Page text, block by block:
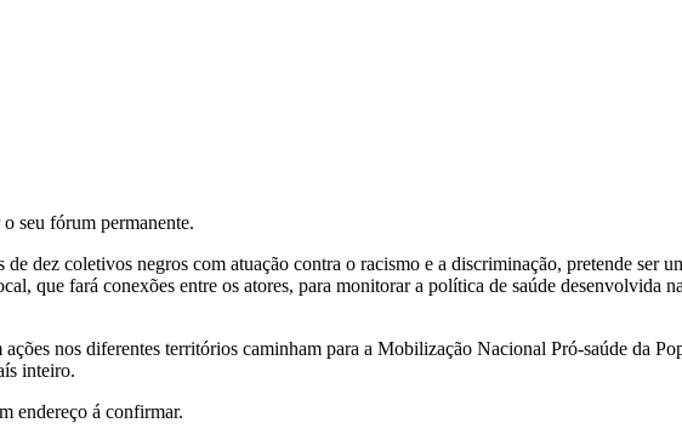
seu fórum permanente.
dez coletivos negros com atuação contra o racismo e a discriminação, pretende ser
que fará conexões entre os atores, para monitorar a política de saúde desenvolvida
nos diferentes territórios caminham para a Mobilização Nacional Pró-saúde da
inteiro.
endereço á confirmar.